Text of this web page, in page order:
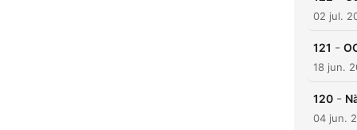
02 jul.
121 -
18 jun.
120 -
04 jun.